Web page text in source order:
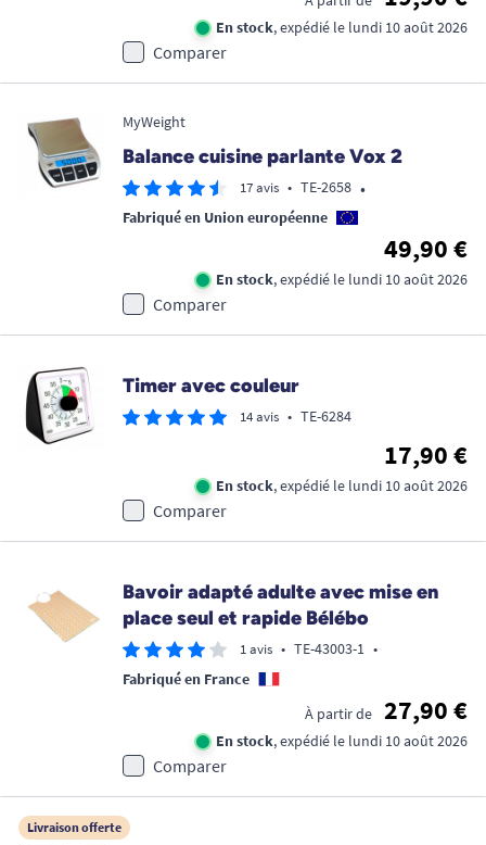
En stock, expédié le lundi 10 août 2026
Comparer
MyWeight
Balance cuisine parlante Vox 2
17 avis • TE-2658 •
Fabriqué en Union européenne
49,90 €
En stock, expédié le lundi 10 août 2026
Comparer
Timer avec couleur
14 avis • TE-6284
17,90 €
En stock, expédié le lundi 10 août 2026
Comparer
Bavoir adapté adulte avec mise en
place seul et rapide Bélébo
1 avis • TE-43003-1 •
Fabriqué en France
À partir de
27,90 €
En stock, expédié le lundi 10 août 2026
Comparer
Livraison offerte